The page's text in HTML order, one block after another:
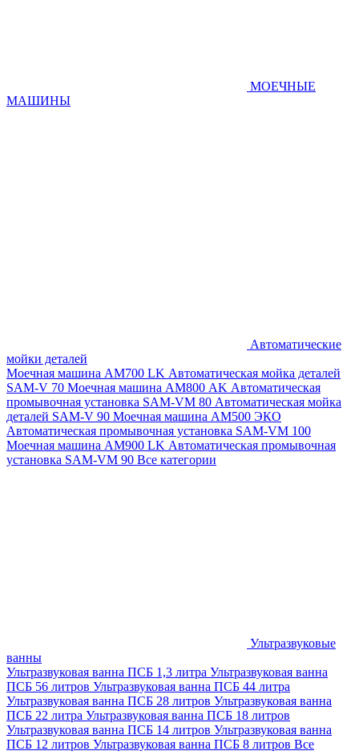
МОЕЧНЫЕ
МАШИНЫ
Автоматические
мойки деталей
Моечная машина AM700 LK Автоматическая мойка деталей
SAM-V 70 Моечная машина АМ800 AK Автоматическая
промывочная установка SAM-VM 80 Автоматическая мойка
деталей SAM-V 90 Моечная машина АМ500 ЭКО
Автоматическая промывочная установка SAM-VM 100
Моечная машина AM900 LK Автоматическая промывочная
установка SAM-VM 90 Все категории
Ультразвуковые
ванны
Ультразвуковая ванна ПСБ 1,3 литра Ультразвуковая ванна
ПСБ 56 литров Ультразвуковая ванна ПСБ 44 литра
Ультразвуковая ванна ПСБ 28 литров Ультразвуковая ванна
ПСБ 22 литра Ультразвуковая ванна ПСБ 18 литров
Ультразвуковая ванна ПСБ 14 литров Ультразвуковая ванна
ПСБ 12 литров Ультразвуковая ванна ПСБ 8 литров Все